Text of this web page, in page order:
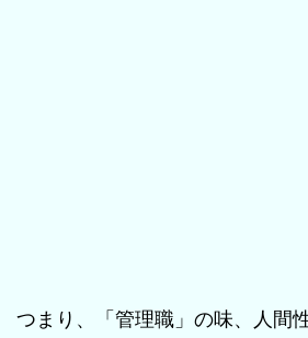
つまり、「管理職」の味、人間